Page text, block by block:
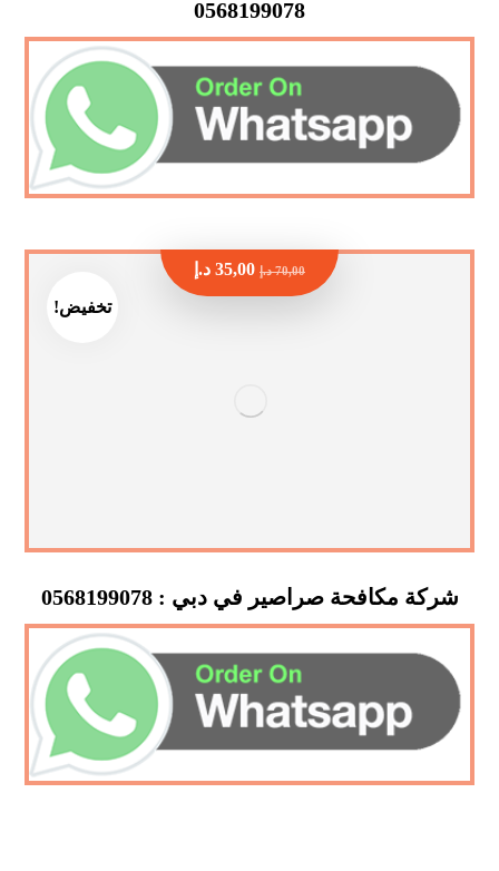
0568199078
تخفيض!
شركة مكافحة صراصير في دبي : 0568199078
70,00 د.إ 35,00 د.إ